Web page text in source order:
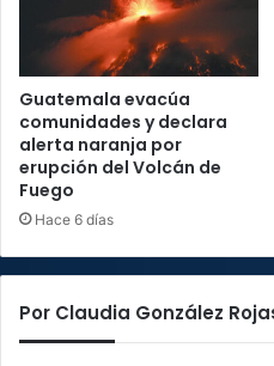
Guatemala evacúa
comunidades y declara
alerta naranja por
erupción del Volcán de
Fuego
Hace 6 días
Por Claudia González